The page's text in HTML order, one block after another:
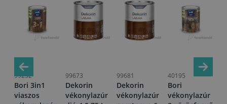
99252
Bori 3in1
viaszos
99673
Dekorin
vékonylazúr
99681
Dekorin
vékonylazúr
40195
Bori
vékonylazúr